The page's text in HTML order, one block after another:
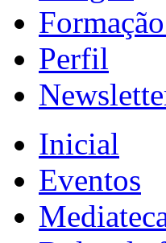
Perfil
Inicial
Eventos